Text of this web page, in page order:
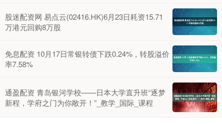
股迷配资网 易点云(02416.HK)6月23日耗资15.71
万港元回购8万股
免息配资 10月17日常银转债下跌0.24%，转股溢价
率7.58%
通盈配资 青岛银河学校——日本大学直升班“逐梦
新程，学府之门为你敞开！”_教学_国际_课程